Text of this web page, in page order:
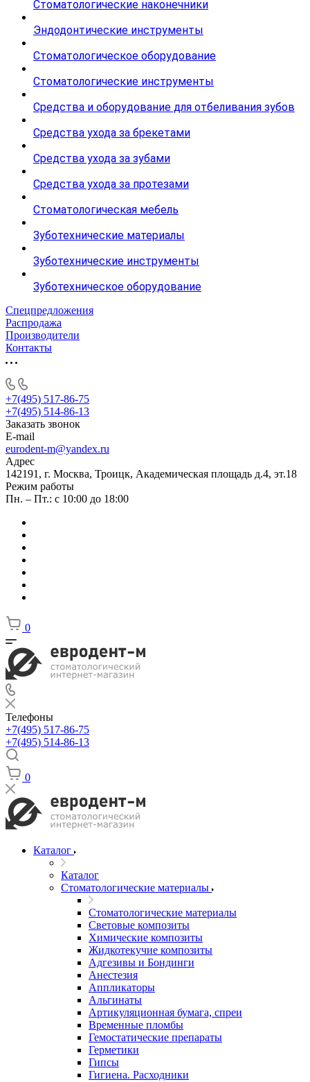
Стоматологические наконечники
Эндодонтические инструменты
Стоматологическое оборудование
Стоматологические инструменты
Средства и оборудование для отбеливания зубов
Средства ухода за брекетами
Средства ухода за зубами
Средства ухода за протезами
Стоматологическая мебель
Зуботехнические материалы
Зуботехнические инструменты
Зуботехническое оборудование
Спецпредложения
Распродажа
Производители
Контакты
+7(495) 517-86-75
+7(495) 514-86-13
Заказать звонок
E-mail
eurodent-m@yandex.ru
Адрес
142191, г. Москва, Троицк, Академическая площадь д.4, эт.18
Режим работы
Пн. – Пт.: с 10:00 до 18:00
0
Телефоны
+7(495) 517-86-75
+7(495) 514-86-13
0
Каталог
Каталог
Стоматологические материалы
Стоматологические материалы
Световые композиты
Химические композиты
Жидкотекучие композиты
Адгезивы и Бондинги
Анестезия
Аппликаторы
Альгинаты
Артикуляционная бумага, спреи
Временные пломбы
Гемостатические препараты
Герметики
Гипсы
Гигиена. Расходники